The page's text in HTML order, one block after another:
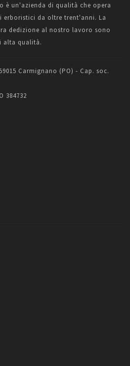
è un'azienda di qualità che opera
erboristici da oltre trent'anni. La
dedizione al nostro lavoro sono
alta qualità.
Carmignano (PO) - Cap. soc.
384732